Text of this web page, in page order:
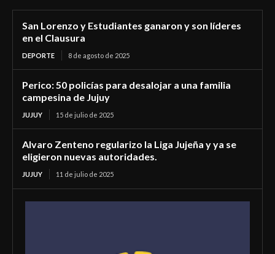
San Lorenzo y Estudiantes ganaron y son líderes
en el Clausura
DEPORTE 8 de agosto de 2025
Perico: 50 policías para desalojar a una familia
campesina de Jujuy
JUJUY 15 de julio de 2025
Alvaro Zenteno regularizo la Liga Jujeña y ya se
eligieron nuevas autoridades.
JUJUY 11 de julio de 2025